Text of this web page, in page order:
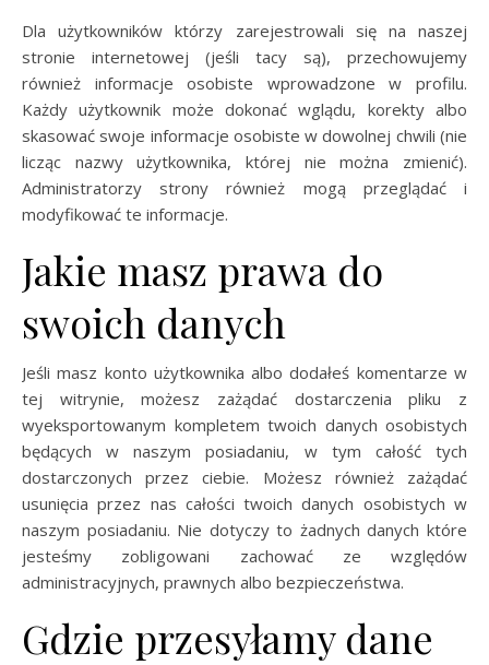
Dla użytkowników którzy zarejestrowali się na naszej
stronie internetowej (jeśli tacy są), przechowujemy
również informacje osobiste wprowadzone w profilu.
Każdy użytkownik może dokonać wglądu, korekty albo
skasować swoje informacje osobiste w dowolnej chwili (nie
licząc nazwy użytkownika, której nie można zmienić).
Administratorzy strony również mogą przeglądać i
modyfikować te informacje.
Jakie masz prawa do
swoich danych
Jeśli masz konto użytkownika albo dodałeś komentarze w
tej witrynie, możesz zażądać dostarczenia pliku z
wyeksportowanym kompletem twoich danych osobistych
będących w naszym posiadaniu, w tym całość tych
dostarczonych przez ciebie. Możesz również zażądać
usunięcia przez nas całości twoich danych osobistych w
naszym posiadaniu. Nie dotyczy to żadnych danych które
jesteśmy zobligowani zachować ze względów
administracyjnych, prawnych albo bezpieczeństwa.
Gdzie przesyłamy dane